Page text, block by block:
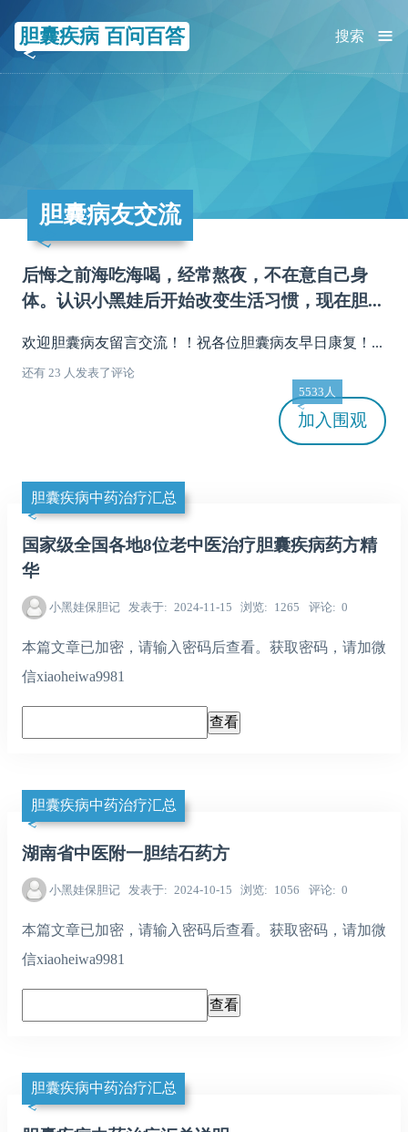
胆囊疾病 百问百答 ≡
搜索
胆囊病友交流
后悔之前海吃海喝，经常熬夜，不在意自己身
体。认识小黑娃后开始改变生活习惯，现在胆...
欢迎胆囊病友留言交流！！祝各位胆囊病友早日康复！...
还有 23 人发表了评论
加入
5533人
围观
胆囊疾病中药治疗汇总
国家级全国各地8位老中医治疗胆囊疾病药方精
华
小黑娃保胆记 发表于 2024-11-15 浏览 1265 评论 0
本篇文章已加密，请输入密码后查看。获取密码，请加微
信xiaoheiwa9981
胆囊疾病中药治疗汇总
湖南省中医附一胆结石药方
小黑娃保胆记 发表于 2024-10-15 浏览 1056 评论 0
本篇文章已加密，请输入密码后查看。获取密码，请加微
信xiaoheiwa9981
胆囊疾病中药治疗汇总